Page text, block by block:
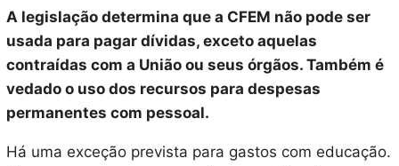
A legislação determina que a CFEM não pode ser
usada para pagar dívidas, exceto aquelas
contraídas com a União ou seus órgãos. Também é
vedado o uso dos recursos para despesas
permanentes com pessoal.
Há uma exceção prevista para gastos com educação.